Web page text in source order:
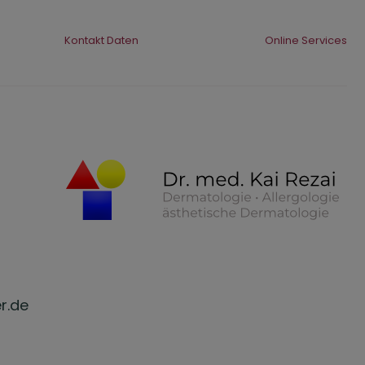
Kontakt Daten Online Services